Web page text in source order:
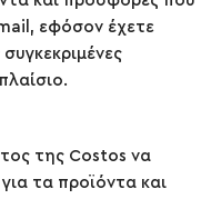
εφόσον έχετε
της Costos να
τα προϊόντα και